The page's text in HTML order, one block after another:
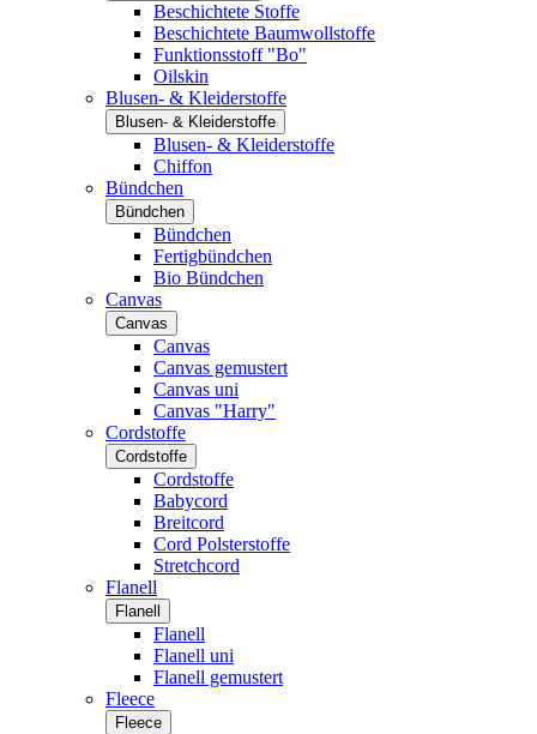
Beschichtete Stoffe
Beschichtete Baumwollstoffe
Funktionsstoff "Bo"
Oilskin
Blusen- & Kleiderstoffe
Blusen- & Kleiderstoffe
Blusen- & Kleiderstoffe
Chiffon
Bündchen
Bündchen
Bündchen
Fertigbündchen
Bio Bündchen
Canvas
Canvas
Canvas
Canvas gemustert
Canvas uni
Canvas "Harry"
Cordstoffe
Cordstoffe
Cordstoffe
Babycord
Breitcord
Cord Polsterstoffe
Stretchcord
Flanell
Flanell
Flanell
Flanell uni
Flanell gemustert
Fleece
Fleece